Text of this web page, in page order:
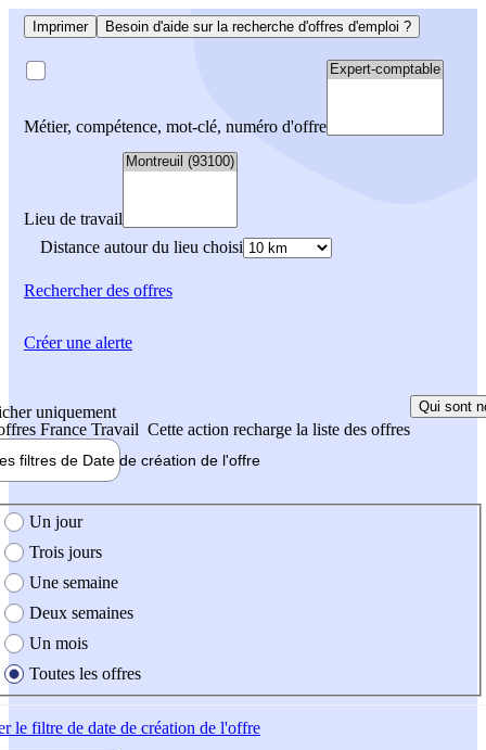
Imprimer Besoin d'aide sur la recherche d'offres d'emploi ?
Métier, compétence, mot-clé, numéro d'offre
Lieu de travail
Distance autour du lieu choisi
Rechercherdes offres
uniquement
France Travail Cette action recharge la liste des offres
Qui sont
filtres de Date de création de l'offre
création de l'offre
Un jour
Trois jours
Une semaine
Deux semaines
Un mois
Toutes les offres
le filtre de date de création de l'offre
Créer une alerte